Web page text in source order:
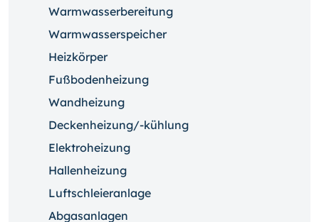
Warmwasserbereitung
Warmwasserspeicher
Heizkörper
Fußbodenheizung
Wandheizung
Deckenheizung/-kühlung
Elektroheizung
Hallenheizung
Luftschleieranlage
Abgasanlagen